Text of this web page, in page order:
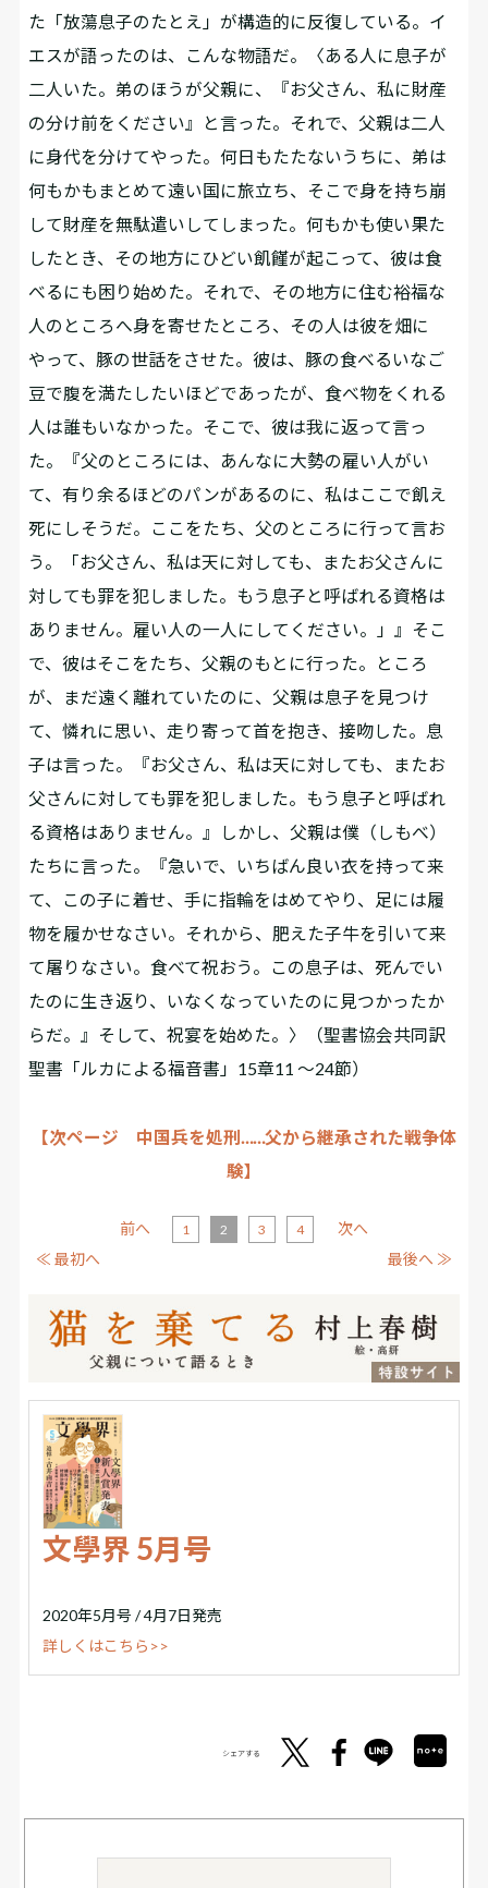
た「放蕩息子のたとえ」が構造的に反復している。イ
エスが語ったのは、こんな物語だ。〈ある人に息子が
二人いた。弟のほうが父親に、『お父さん、私に財産
の分け前をください』と言った。それで、父親は二人
に身代を分けてやった。何日もたたないうちに、弟は
何もかもまとめて遠い国に旅立ち、そこで身を持ち崩
して財産を無駄遣いしてしまった。何もかも使い果た
したとき、その地方にひどい飢饉が起こって、彼は食
べるにも困り始めた。それで、その地方に住む裕福な
人のところへ身を寄せたところ、その人は彼を畑に
やって、豚の世話をさせた。彼は、豚の食べるいなご
豆で腹を満たしたいほどであったが、食べ物をくれる
人は誰もいなかった。そこで、彼は我に返って言っ
た。『父のところには、あんなに大勢の雇い人がい
て、有り余るほどのパンがあるのに、私はここで飢え
死にしそうだ。ここをたち、父のところに行って言お
う。「お父さん、私は天に対しても、またお父さんに
対しても罪を犯しました。もう息子と呼ばれる資格は
ありません。雇い人の一人にしてください。」』そこ
で、彼はそこをたち、父親のもとに行った。ところ
が、まだ遠く離れていたのに、父親は息子を見つけ
て、憐れに思い、走り寄って首を抱き、接吻した。息
子は言った。『お父さん、私は天に対しても、またお
父さんに対しても罪を犯しました。もう息子と呼ばれ
る資格はありません。』しかし、父親は僕（しもべ）
たちに言った。『急いで、いちばん良い衣を持って来
て、この子に着せ、手に指輪をはめてやり、足には履
物を履かせなさい。それから、肥えた子牛を引いて来
て屠りなさい。食べて祝おう。この息子は、死んでい
たのに生き返り、いなくなっていたのに見つかったか
らだ。』そして、祝宴を始めた。〉（聖書協会共同訳
聖書「ルカによる福音書」15章11 ～24節）
【次ページ 中国兵を処刑……父から継承された戦争体
験】
≪ 最初へ
前へ 1 2 3 4
次へ
最後へ ≫
文學界 5月号
2020年5月号 / 4月7日発売
詳しくはこちら>>
シェアする